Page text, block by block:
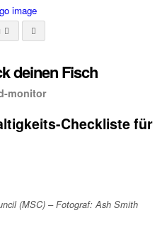
deinen Fisch
monitor
Checkliste für
(MSC) – Fotograf: Ash Smith